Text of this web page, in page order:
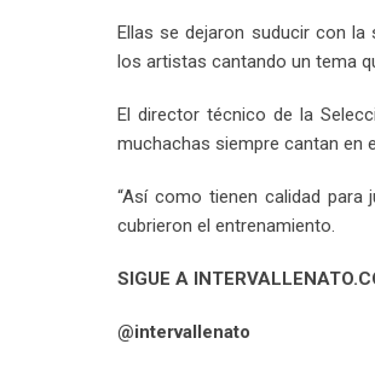
Ellas se dejaron suducir con
los artistas cantando un tema
El director técnico de la
muchachas siempre cantan en
“Así como tienen calidad para
cubrieron el entrenamiento.
SIGUE A
@intervallenato